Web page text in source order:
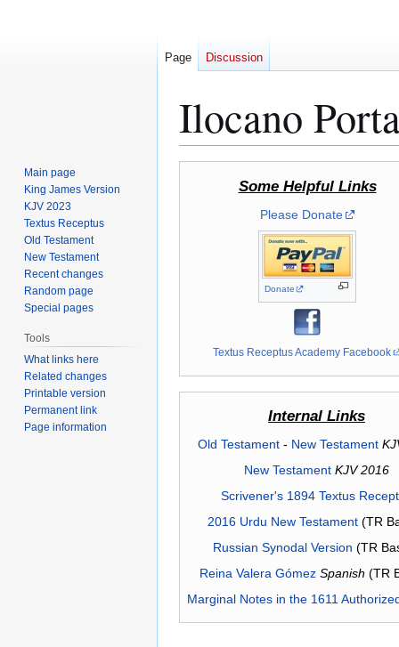
Ilocano
Some Helpful Links
Please Donate
Donate
Textus Receptus Academy Facebook
Internal Links
Old Testament- New Testament
New Testament KJV 2016
Scrivener's 1894 Textus
2016 Urdu New Testament(TR
Russian Synodal Version (TR
Reina Valera Gómez Spanish (TR
Marginal Notes in the 1611
Page Discussion
Main page
King James Version
KJV 2023
Textus Receptus
Old Testament
New Testament
Recent changes
Random page
Special pages
Tools
What links here
Related changes
Printable version
Permanent link
Page information